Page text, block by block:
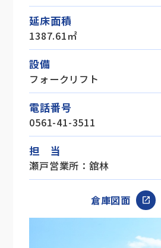
延床面積
1387.61㎡
設備
フォークリフト
電話番号
0561-41-3511
担 当
瀬戸営業所：舘林
倉庫図面 open_in_new